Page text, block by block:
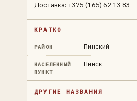
Доставка: +375 (165) 62 13 83
КРАТКО
РАЙОН Пинский
НАСЕЛЕННЫЙ
ПУНКТ
Пинск
ДРУГИЕ НАЗВАНИЯ